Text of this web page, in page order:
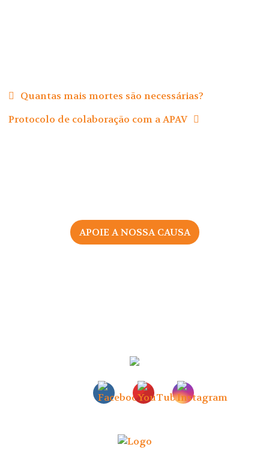
de
artigos
Quantas mais mortes são necessárias?
Protocolo de colaboração com a APAV
APOIE A NOSSA CAUSA